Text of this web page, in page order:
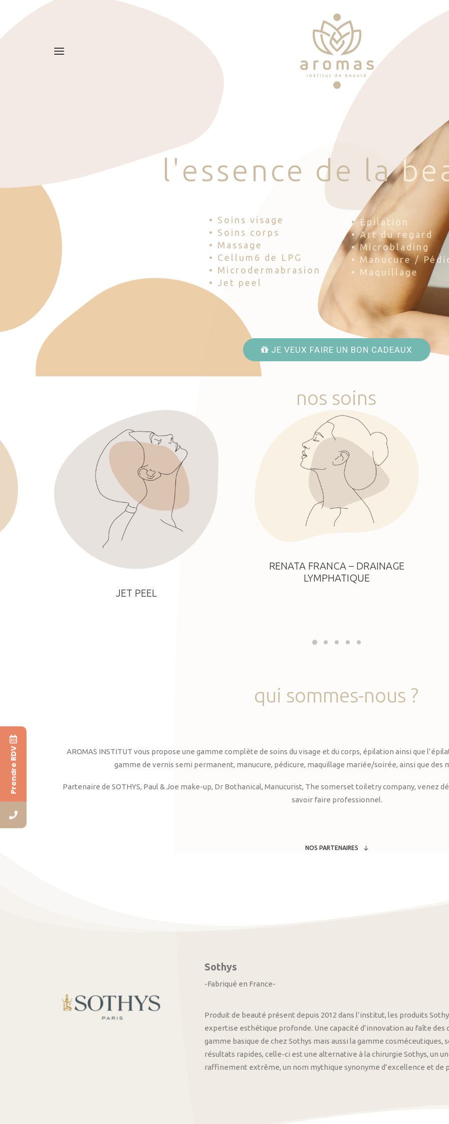
l 'esse nce d e la be
• Soins visage
• Soins corps
• Massage
• Cellum6 de LPG
• Microdermabrasion
• Jet peel
• Épilation
• Art du regard
• Microblading
• Manucure /
• Maquillage
JE VEUX FAIRE UN BON CADEAUX
nos soins
JET PEEL
RENATA FRANCA – DRAINAGE
LYMPHATIQUE
qui sommes-nous ?
AROMAS INSTITUT vous propose une gamme complète de soins du visage et du corps, épilation ainsi que
gamme de vernis semi permanent, manucure, pédicure, maquillage mariée/soirée, ainsi que des
Partenaire de SOTHYS, Paul & Joe make-up, Dr Bothanical, Manucurist, The somerset toiletry company, venez
savoir faire professionnel.
NOS PARTENAIRES
Sothys
-Fabriqué en France-
Produit de beauté présent depuis 2012 dans l’institut, les produits
expertise esthétique profonde. Une capacité d’innovation au faîte
gamme basique de chez Sothys mais aussi la gamme
résultats rapides, celle-ci est une alternative à la chirurgie Sothys, un
raffinement extrême, un nom mythique synonyme d’excellence et de
Prendre RDV